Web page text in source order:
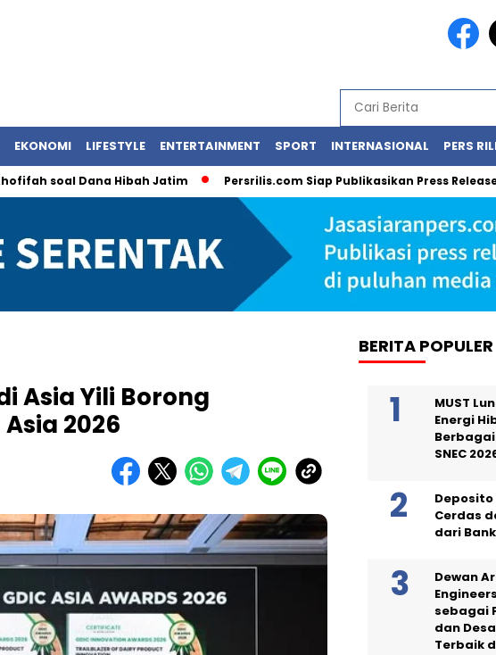
EKONOMI LIFESTYLE ENTERTAINMENT SPORT INTERNASIONAL PERS
Dana Hibah Jatim Persrilis.com Siap Publikasikan Press Release Anda,
Asia Yili Borong
2026
BERITA POPULER
MUST
Energi
SNEC
Deposito
Cerdas
dari
Dewan
sebagai
dan
Terbaik